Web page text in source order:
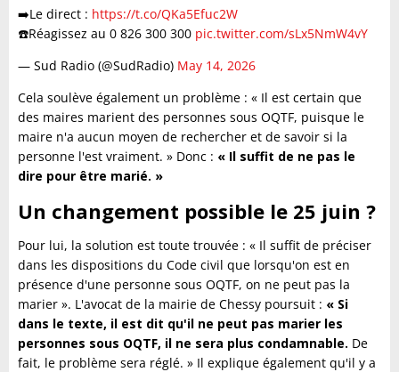
➡️Le direct : https://t.co/QKa5Efuc2W
☎️Réagissez au 0 826 300 300 pic.twitter.com/sLx5NmW4vY
— Sud Radio (@SudRadio) May 14, 2026
Cela soulève également un problème : « Il est certain que
des maires marient des personnes sous OQTF, puisque le
maire n'a aucun moyen de rechercher et de savoir si la
personne l'est vraiment. » Donc : « Il suffit de ne pas le
dire pour être marié. »
Un changement possible le 25 juin ?
Pour lui, la solution est toute trouvée : « Il suffit de préciser
dans les dispositions du Code civil que lorsqu'on est en
présence d'une personne sous OQTF, on ne peut pas la
marier ». L'avocat de la mairie de Chessy poursuit : « Si
dans le texte, il est dit qu'il ne peut pas marier les
personnes sous OQTF, il ne sera plus condamnable. De
fait, le problème sera réglé. » Il explique également qu'il y a